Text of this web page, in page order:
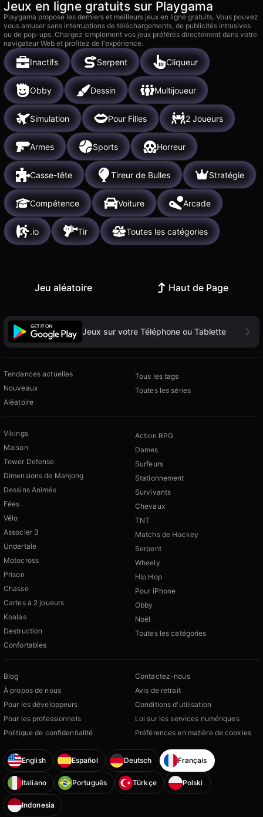
Jeux en ligne gratuits sur Playgama
Playgama propose les derniers et meilleurs jeux en ligne gratuits. Vous pouvez
vous amuser sans interruptions de téléchargements, de publicités intrusives
ou de pop-ups. Chargez simplement vos jeux préférés directement dans votre
navigateur Web et profitez de l'expérience.
Inactifs Serpent Cliqueur
Obby Dessin Multijoueur
Simulation Pour Filles 2 Joueurs
Armes Sports Horreur
Casse-tête Tireur de Bulles Stratégie
Compétence Voiture Arcade
.io Tir Toutes les catégories
Jeu aléatoire Haut de Page
Jeux sur votre Téléphone ou Tablette
Tendances actuelles
Nouveaux
Aléatoire
Tous les tags
Toutes les séries
Vikings
Maison
Tower Defense
Dimensions de Mahjong
Dessins Animés
Fées
Vélo
Associer 3
Undertale
Motocross
Prison
Chasse
Cartes à 2 joueurs
Koalas
Destruction
Confortables
Action RPG
Dames
Surfeurs
Stationnement
Survivants
Chevaux
TNT
Matchs de Hockey
Serpent
Wheely
Hip Hop
Pour iPhone
Obby
Noël
Toutes les catégories
Blog
À propos de nous
Pour les développeurs
Pour les professionnels
Politique de confidentialité
Contactez-nous
Avis de retrait
Conditions d'utilisation
Loi sur les services numériques
Préférences en matière de cookies
English Español Deutsch Français
Italiano Português Türkçe Polski
Indonesia